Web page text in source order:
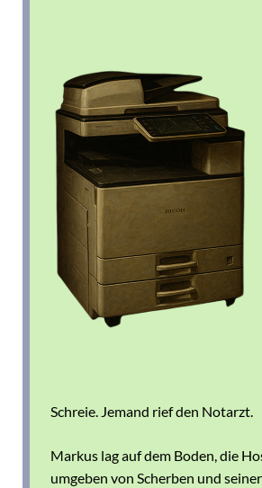
Schreie. Jemand rief den Notarzt.
Markus lag auf dem Boden, die
umgeben von Scherben und